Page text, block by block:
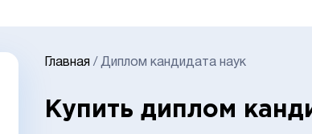
Главная /Диплом кандидата наук
Купить диплом